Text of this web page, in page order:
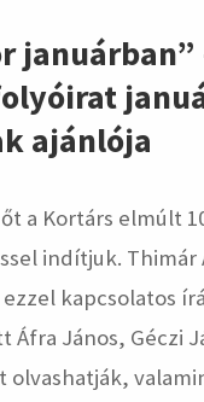
januárban”
ajánlója
a Kortárs elmúlt
indítjuk. Thimár
kapcsolatos
János, Géczi
olvashatják,